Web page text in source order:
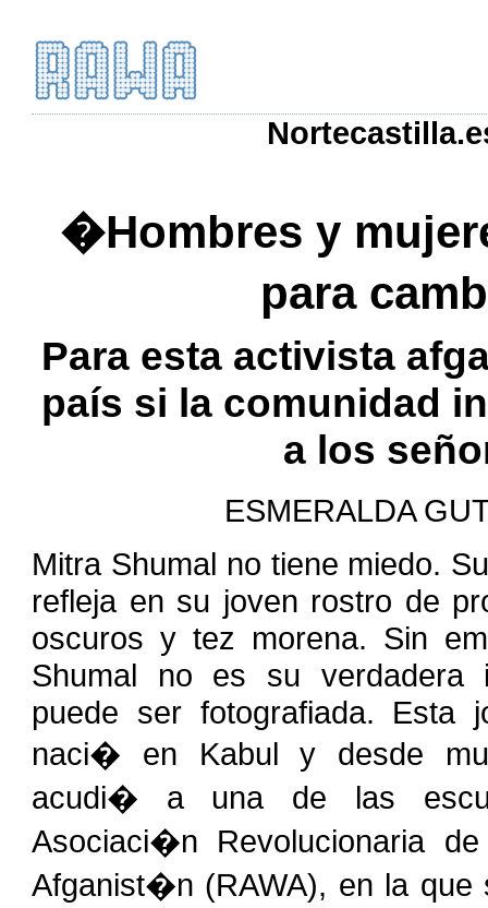
�Hombres y
para
Para esta activista
país si la comunidad
a los
ESMERALDA
Mitra Shumal no tiene miedo.
refleja en su joven rostro de
oscuros y tez morena. Sin
Shumal no es su verdadera
puede ser fotografiada. Esta
naci� en Kabul y desde
acudi� a una de las
Asociaci�n Revolucionaria
Afganist�n (RAWA), en la que